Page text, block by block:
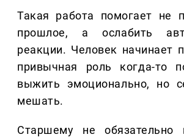
Такая работа помогает не
прошлое, а ослабить
реакции. Человек начинает
привычная роль когда-то
выжить эмоционально, но
мешать.
Старшему не обязательно